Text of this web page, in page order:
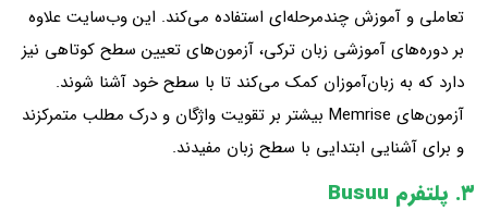
تعاملی و آموزش چندمرحله‌ای استفاده می‌کند. این وب‌سایت علاوه
بر دوره‌های آموزشی زبان ترکی، آزمون‌های تعیین سطح کوتاهی نیز
دارد که به زبان‌آموزان کمک می‌کند تا با سطح خود آشنا شوند.
آزمون‌های Memrise بیشتر بر تقویت واژگان و درک مطلب متمرکزند
و برای آشنایی ابتدایی با سطح زبان مفیدند.
۳. پلتفرم Busuu